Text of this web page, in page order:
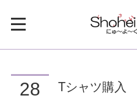
28 Tシャツ購入